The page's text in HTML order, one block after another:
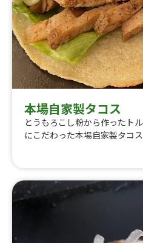
本場自家製タコス
とうもろこし粉から作ったト
にこだわった本場自家製タコス